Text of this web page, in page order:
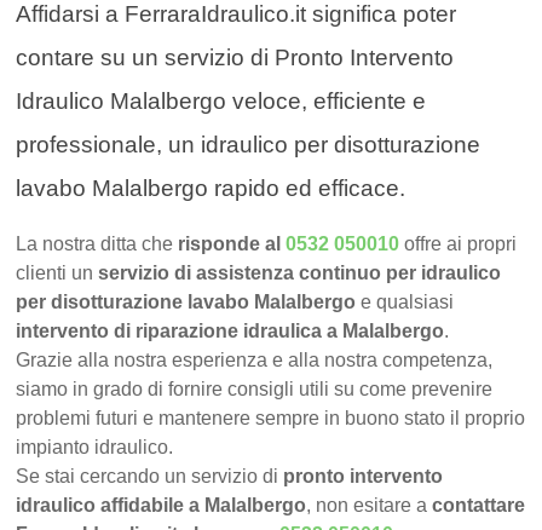
Affidarsi a FerraraIdraulico.it significa poter
contare su un servizio di Pronto Intervento
Idraulico Malalbergo veloce, efficiente e
professionale, un idraulico per disotturazione
lavabo Malalbergo rapido ed efficace.
La nostra ditta che risponde al0532 050010 offre ai propri
clienti unservizio di assistenza continuo per idraulico
per disotturazione lavabo Malalbergo e qualsiasi
intervento di riparazione idraulica a Malalbergo.
Grazie alla nostra esperienza e alla nostra competenza,
siamo in grado di fornire consigli utili su come prevenire
problemi futuri e mantenere sempre in buono stato il proprio
impianto idraulico.
Se stai cercando un servizio di pronto intervento
idraulico affidabile a Malalbergo, non esitare acontattare